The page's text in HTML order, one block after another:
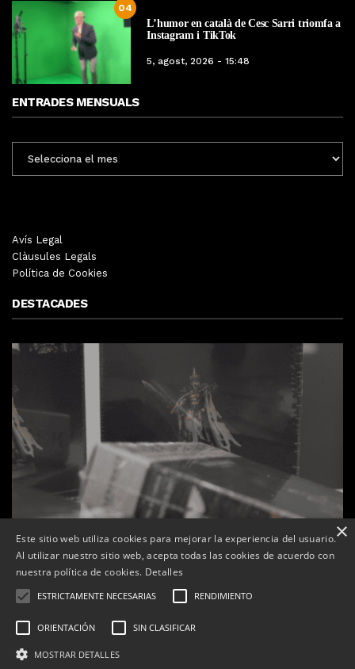
04
L’humor en català de Cesc Sarri triomfa a
Instagram i TikTok
5, agost, 2026 - 15:48
ENTRADES MENSUALS
MENSUALS
Avís Legal
Clàusules Legals
Política de Cookies
DESTACADES
de referència de Warhammer a Lleida
×
Este sitio web utiliza cookies para mejorar la experiencia del usuario.
Al utilizar nuestro sitio web, acepta todas las cookies de acuerdo con
nuestra política de cookies. Detalles
ESTRICTAMENTE NECESARIAS RENDIMIENTO
ORIENTACIÓN SIN CLASIFICAR
MOSTRAR DETALLES